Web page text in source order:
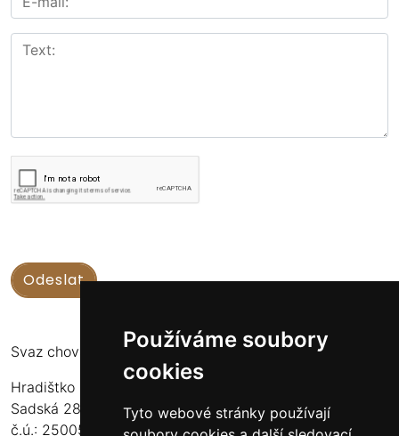
Používáme soubory
cookies
Tyto webové stránky používají
Svaz chovatelů koní Kinských
Hradištko u Sadské 126
Sadská 289 12
č.ú.: 2500556717/2010